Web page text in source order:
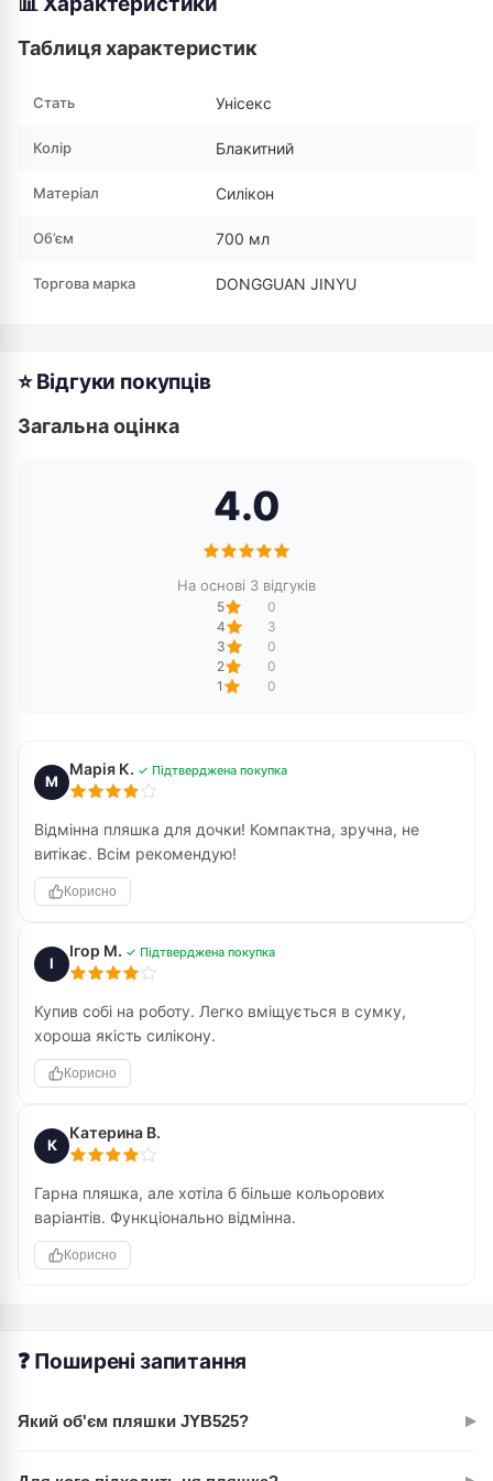
Таблиця характеристик
Стать Унісекс
Колір Блакитний
Матеріал Силікон
Об’єм 700 мл
Торгова марка DONGGUAN JINYU
⭐ Відгуки покупців
Загальна оцінка
4.0
На основі 3 відгуків
5
0
4
3
3
0
2
0
1
0
М
Марія К. ✓ Підтверджена покупка
Відмінна пляшка для дочки! Компактна, зручна, не
витікає. Всім рекомендую!
Корисно
І
Ігор М. ✓ Підтверджена покупка
Купив собі на роботу. Легко вміщується в сумку,
хороша якість силікону.
Корисно
К
Катерина В.
Гарна пляшка, але хотіла б більше кольорових
варіантів. Функціонально відмінна.
Корисно
❓ Поширені запитання
Який об'єм пляшки JYB525? ▸